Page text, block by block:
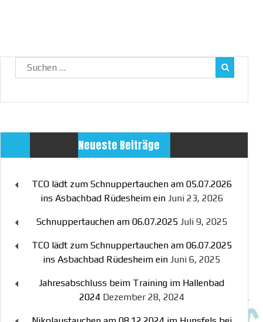
Suchen
nach:
Neueste Beiträge
TCO lädt zum Schnuppertauchen am 05.07.2026
ins Asbachbad Rüdesheim ein Juni 23, 2026
Schnuppertauchen am 06.07.2025 Juli 9, 2025
TCO lädt zum Schnuppertauchen am 06.07.2025
ins Asbachbad Rüdesheim ein Juni 6, 2025
Jahresabschluss beim Training im Hallenbad
2024 Dezember 28, 2024